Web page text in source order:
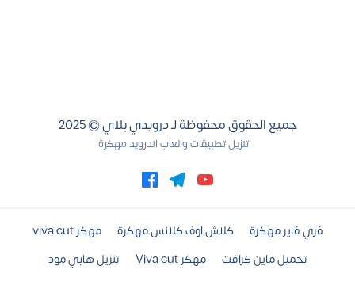
جميع الحقوق محفوظة لـ درويدي بلاي © 2025
تنزيل تطبيقات والعاب اندرويد مهكرة
viva cut مهكر كلاش اوف كلانس مهكرة
فري فاير مهكرة
تنزيل هابي مود
Viva cut مهكر تحميل ماين كرافت